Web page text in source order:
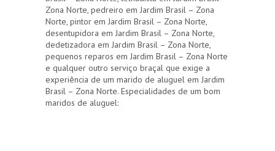
Zona Norte, pedreiro em Jardim Brasil – Zona
Norte, pintor em Jardim Brasil – Zona Norte,
desentupidora em Jardim Brasil – Zona Norte,
dedetizadora em Jardim Brasil – Zona Norte,
pequenos reparos em Jardim Brasil – Zona Norte
e qualquer outro serviço braçal que exige a
experiência de um marido de aluguel em Jardim
Brasil – Zona Norte. Especialidades de um bom
maridos de aluguel: